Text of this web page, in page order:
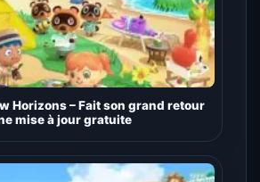
Horizons – Fait son grand retour
mise à jour gratuite